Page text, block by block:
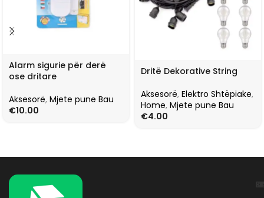
Alarm sigurie për derë
ose dritare
Aksesorë, Mjete pune Bau
€10.00
Dritë Dekorative String
Aksesorë, Elektro Shtëpiake,
Home, Mjete pune Bau
€4.00